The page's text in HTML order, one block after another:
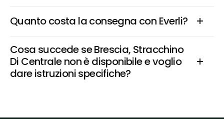
Quanto costa la consegna con Everli?
Cosa succede se Brescia, Stracchino
Di Centrale non è disponibile e voglio
dare istruzioni specifiche?